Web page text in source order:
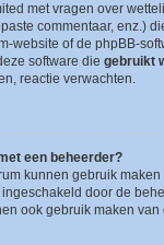
met vragen over
commentaar, enz.)
website of de phpBB-
software die gebruikt
reactie verwachten.
een beheerder?
kunnen gebruik maken
door de
ook gebruik maken van